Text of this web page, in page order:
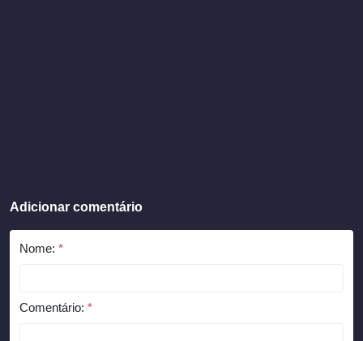
Adicionar comentário
Nome: *
Comentário: *